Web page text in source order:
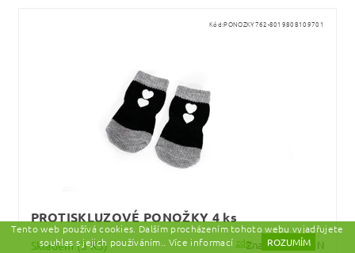
Kód:PONOZKY762-8019808109701
PROTISKLUZOVÉ PONOŽKY 4 ks
Skladem(3 KS) Značka:CAMON
Tento web používá cookies. Dalším procházením tohoto webu vyjadřujete
souhlas s jejich používáním.. Více informací zde. ROZUMÍM